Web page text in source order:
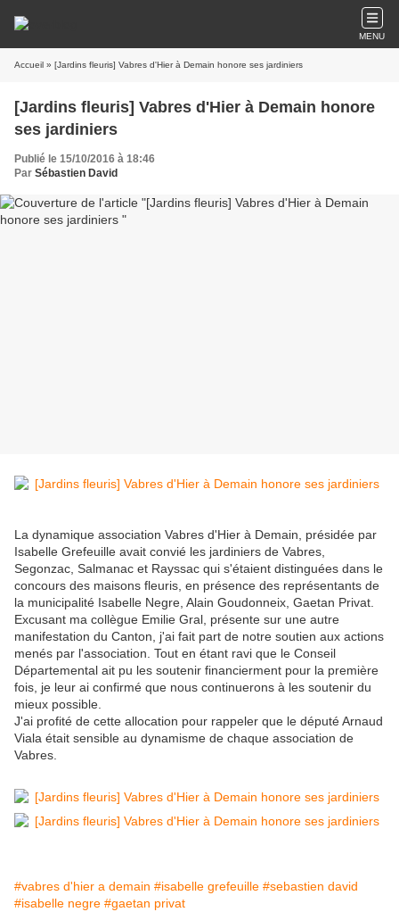
MENU
Accueil » [Jardins fleuris] Vabres d'Hier à Demain honore ses jardiniers
[Jardins fleuris] Vabres d'Hier à Demain honore
ses jardiniers
Publié le 15/10/2016 à 18:46
Par Sébastien David
La dynamique association Vabres d'Hier à Demain, présidée par
Isabelle Grefeuille avait convié les jardiniers de Vabres,
Segonzac, Salmanac et Rayssac qui s'étaient distinguées dans le
concours des maisons fleuris, en présence des représentants de
la municipalité Isabelle Negre, Alain Goudonneix, Gaetan Privat.
Excusant ma collègue Emilie Gral, présente sur une autre
manifestation du Canton, j'ai fait part de notre soutien aux actions
menés par l'association. Tout en étant ravi que le Conseil
Départemental ait pu les soutenir financierment pour la première
fois, je leur ai confirmé que nous continuerons à les soutenir du
mieux possible.
J'ai profité de cette allocation pour rappeler que le député Arnaud
Viala était sensible au dynamisme de chaque association de
Vabres.
#vabres d'hier a demain #isabelle grefeuille #sebastien david
#isabelle negre #gaetan privat